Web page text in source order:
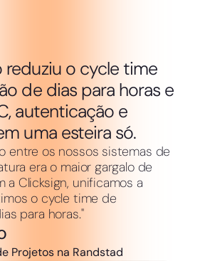
reduziu o cycle time
de dias para horas e
autenticação e
uma esteira só.
entre os nossos sistemas de
era o maior gargalo de
a Clicksign, unificamos a
o cycle time de
para horas."
Projetos na Randstad